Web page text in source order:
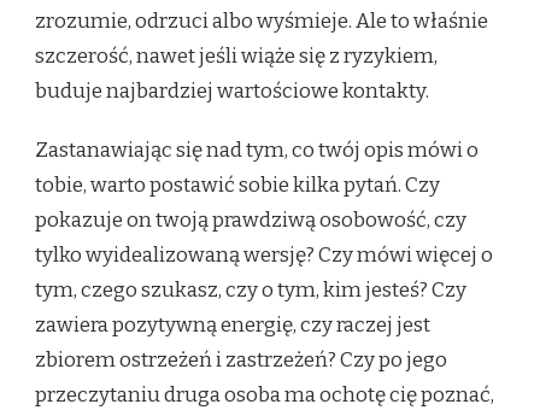
zrozumie, odrzuci albo wyśmieje. Ale to właśnie
szczerość, nawet jeśli wiąże się z ryzykiem,
buduje najbardziej wartościowe kontakty.
Zastanawiając się nad tym, co twój opis mówi o
tobie, warto postawić sobie kilka pytań. Czy
pokazuje on twoją prawdziwą osobowość, czy
tylko wyidealizowaną wersję? Czy mówi więcej o
tym, czego szukasz, czy o tym, kim jesteś? Czy
zawiera pozytywną energię, czy raczej jest
zbiorem ostrzeżeń i zastrzeżeń? Czy po jego
przeczytaniu druga osoba ma ochotę cię poznać,